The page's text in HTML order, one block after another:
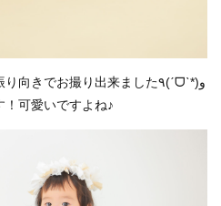
一升餅のリュックもばっちり振り向きでお撮り出来ました٩(ˊᗜˋ*)و
！可愛いですよね♪